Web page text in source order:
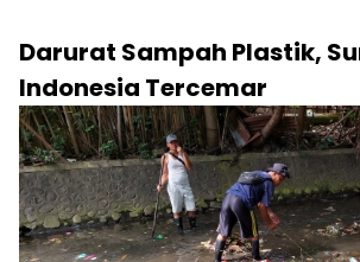
Darurat Sampah Plastik,
Indonesia Tercemar